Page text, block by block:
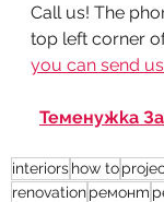
Call us! The
top left corner
you can send
Теменужка
interiorshow to
renovationремонт